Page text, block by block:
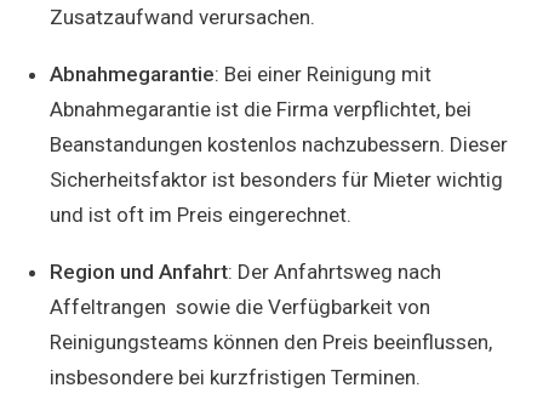
Zusatzaufwand verursachen.
Abnahmegarantie: Bei einer Reinigung mit
Abnahmegarantie ist die Firma verpflichtet, bei
Beanstandungen kostenlos nachzubessern. Dieser
Sicherheitsfaktor ist besonders für Mieter wichtig
und ist oft im Preis eingerechnet.
Region und Anfahrt: Der Anfahrtsweg nach
Affeltrangen sowie die Verfügbarkeit von
Reinigungsteams können den Preis beeinflussen,
insbesondere bei kurzfristigen Terminen.